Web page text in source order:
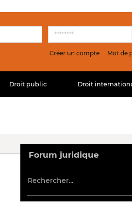
Créer un compte Mot de
Droit public Droit
Forum juridique